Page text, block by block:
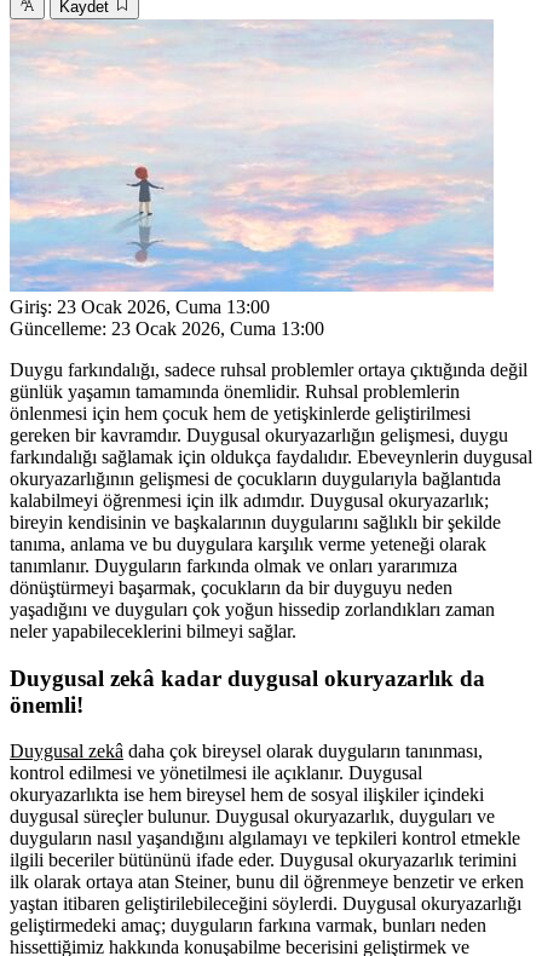
Kaydet
Giriş: 23 Ocak 2026, Cuma 13:00
Güncelleme: 23 Ocak 2026, Cuma 13:00
Duygu farkındalığı, sadece ruhsal problemler ortaya çıktığında değil
günlük yaşamın tamamında önemlidir. Ruhsal problemlerin
önlenmesi için hem çocuk hem de yetişkinlerde geliştirilmesi
gereken bir kavramdır. Duygusal okuryazarlığın gelişmesi, duygu
farkındalığı sağlamak için oldukça faydalıdır. Ebeveynlerin duygusal
okuryazarlığının gelişmesi de çocukların duygularıyla bağlantıda
kalabilmeyi öğrenmesi için ilk adımdır. Duygusal okuryazarlık;
bireyin kendisinin ve başkalarının duygularını sağlıklı bir şekilde
tanıma, anlama ve bu duygulara karşılık verme yeteneği olarak
tanımlanır. Duyguların farkında olmak ve onları yararımıza
dönüştürmeyi başarmak, çocukların da bir duyguyu neden
yaşadığını ve duyguları çok yoğun hissedip zorlandıkları zaman
neler yapabileceklerini bilmeyi sağlar.
Duygusal zekâ kadar duygusal okuryazarlık da
önemli!
Duygusal zekâ daha çok bireysel olarak duyguların tanınması,
kontrol edilmesi ve yönetilmesi ile açıklanır. Duygusal
okuryazarlıkta ise hem bireysel hem de sosyal ilişkiler içindeki
duygusal süreçler bulunur. Duygusal okuryazarlık, duyguları ve
duyguların nasıl yaşandığını algılamayı ve tepkileri kontrol etmekle
ilgili beceriler bütününü ifade eder. Duygusal okuryazarlık terimini
ilk olarak ortaya atan Steiner, bunu dil öğrenmeye benzetir ve erken
yaştan itibaren geliştirilebileceğini söylerdi. Duygusal okuryazarlığı
geliştirmedeki amaç; duyguların farkına varmak, bunları neden
hissettiğimiz hakkında konuşabilme becerisini geliştirmek ve